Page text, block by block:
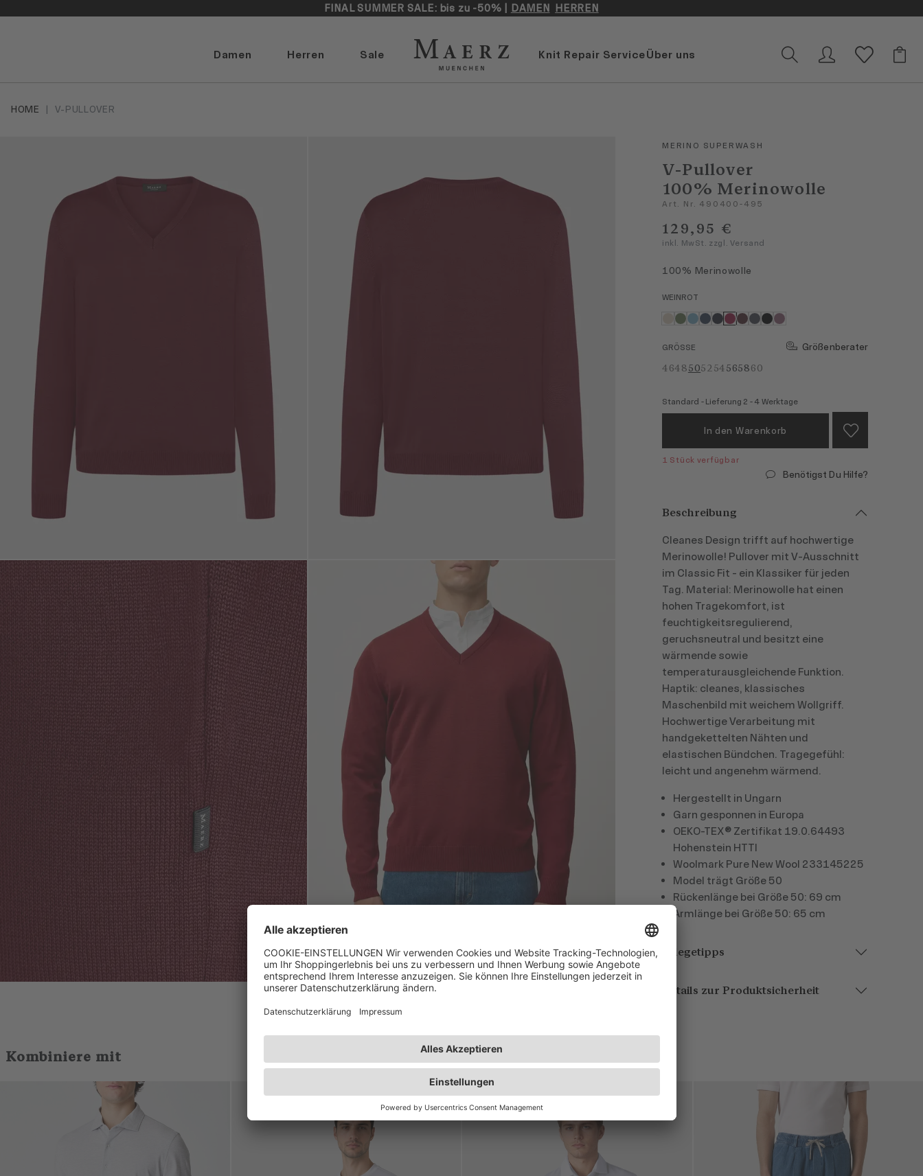
FINAL SUMMER SALE: bis zu -50% | DAMEN HERREN
Damen Herren Sale Knit Repair ServiceÜber uns
HOME V-PULLOVER
Artikelbilder überspringen
MERINO SUPERWASH
V-Pullover
100% Merinowolle
Art. Nr. 490400-495
129,95 €
inkl. MwSt. zzgl. Versand
100% Merinowolle
WEINROT
GRÖSSE
Größenberater
4648505254565860
Standard - Lieferung 2 - 4 Werktage
In den Warenkorb
1 Stück verfügbar
Benötigst Du Hilfe?
Beschreibung
Cleanes Design trifft auf hochwertige
Merinowolle! Pullover mit V-Ausschnitt
im Classic Fit - ein Klassiker für jeden
Tag. Material: Merinowolle hat einen
hohen Tragekomfort, ist
feuchtigkeitsregulierend,
geruchsneutral und besitzt eine
wärmende sowie
temperaturausgleichende Funktion.
Haptik: cleanes, klassisches
Maschenbild mit weichem Wollgriff.
Hochwertige Verarbeitung mit
handgekettelten Nähten und
elastischen Bündchen. Tragegefühl:
leicht und angenehm wärmend.
Hergestellt in Ungarn
Garn gesponnen in Europa
OEKO-TEX® Zertifikat 19.0.64493
Hohenstein HTTI
Woolmark Pure New Wool 233145225
Model trägt Größe 50
Rückenlänge bei Größe 50: 69 cm
Armlänge bei Größe 50: 65 cm
Pflegetipps
Details zur Produktsicherheit
Kombiniere mit